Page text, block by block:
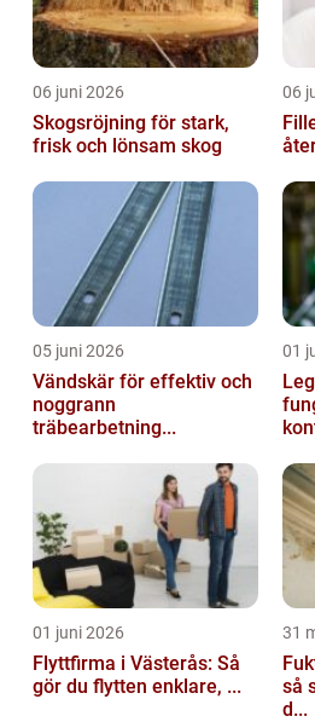
06 juni 2026
Skogsröjning för stark,
frisk och lönsam skog
06
Fillers en
05 juni 2026
Vändskär för effektiv och
noggrann
träbearbetning...
01
01 juni 2026
Flyttfirma i Västerås: Så
gör du flytten enklare, ...
31
så
d...